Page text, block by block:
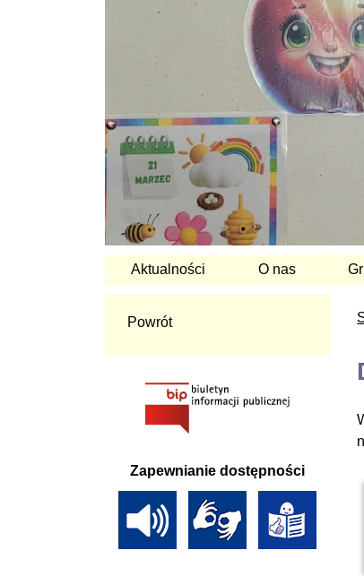
Aktualności O nas
Powrót
Zapewnianie dostępności